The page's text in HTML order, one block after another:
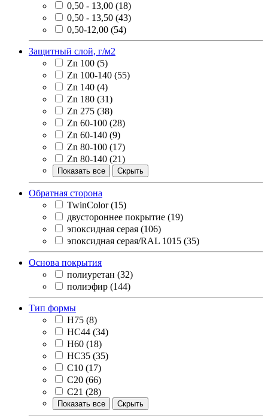
0,50 - 13,00 (18)
0,50 - 13,50 (43)
0,50-12,00 (54)
Защитный слой, г/м2
Zn 100 (5)
Zn 100-140 (55)
Zn 140 (4)
Zn 180 (31)
Zn 275 (38)
Zn 60-100 (28)
Zn 60-140 (9)
Zn 80-100 (17)
Zn 80-140 (21)
Показать все Скрыть
Обратная сторона
TwinColor (15)
двустороннее покрытие (19)
эпоксидная серая (106)
эпоксидная серая/RAL 1015 (35)
Основа покрытия
полиуретан (32)
полиэфир (144)
Тип формы
H75 (8)
HC44 (34)
Н60 (18)
НС35 (35)
С10 (17)
С20 (66)
С21 (28)
Показать все Скрыть